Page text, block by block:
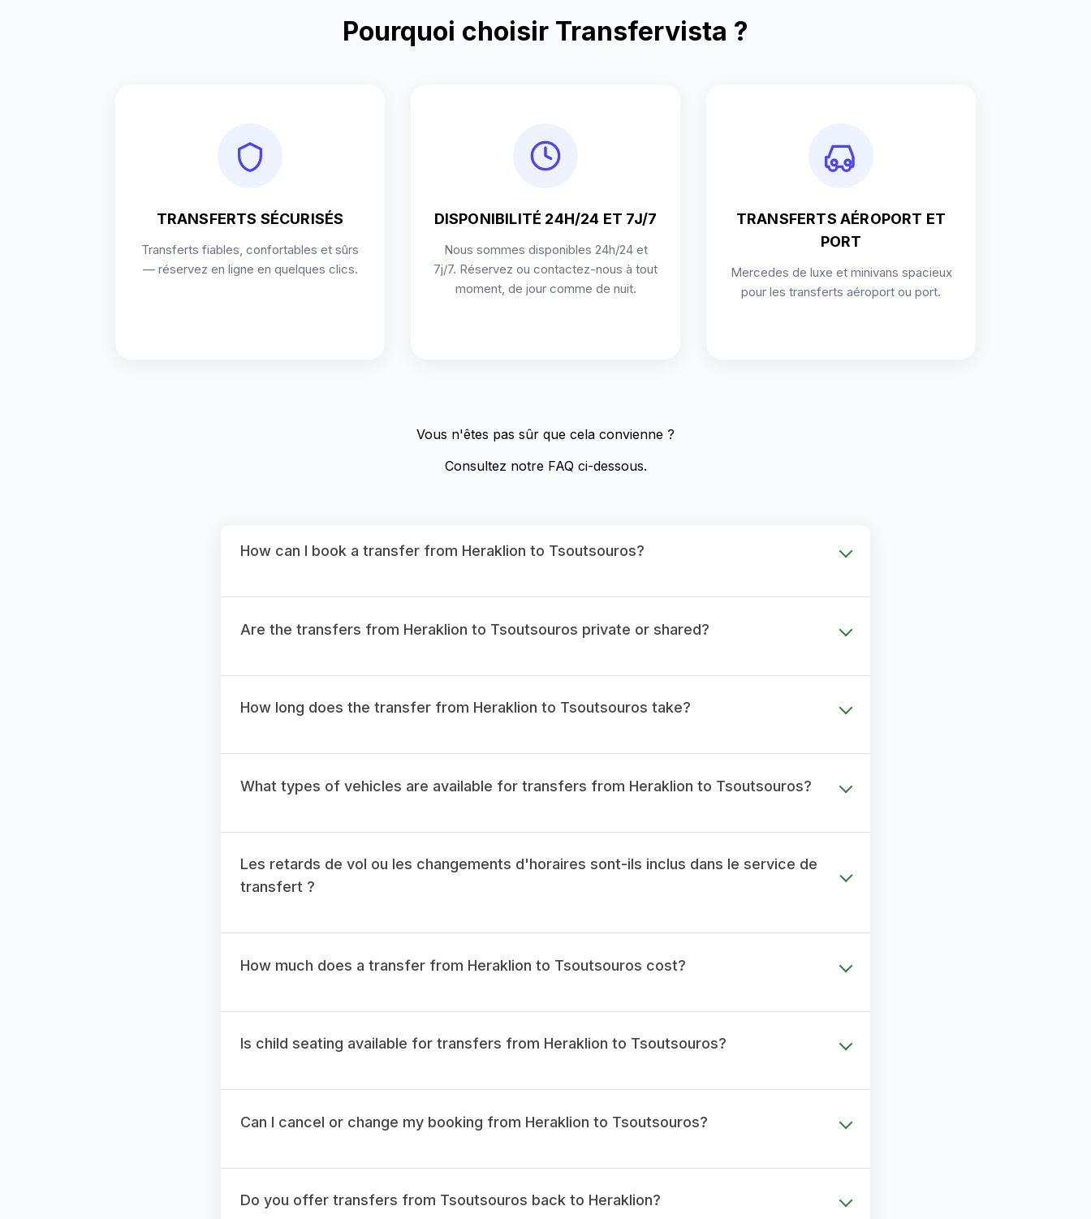
Pourquoi choisir Transfervista ?
TRANSFERTS SÉCURISÉS
Transferts fiables, confortables et sûrs
— réservez en ligne en quelques clics.
DISPONIBILITÉ 24H/24 ET 7J/7
Nous sommes disponibles 24h/24 et
7j/7. Réservez ou contactez-nous à tout
moment, de jour comme de nuit.
TRANSFERTS AÉROPORT ET
PORT
Mercedes de luxe et minivans spacieux
pour les transferts aéroport ou port.
Vous n'êtes pas sûr que cela convienne ?
Consultez notre FAQ ci-dessous.
How can I book a transfer from Heraklion to Tsoutsouros?
Are the transfers from Heraklion to Tsoutsouros private or shared?
How long does the transfer from Heraklion to Tsoutsouros take?
What types of vehicles are available for transfers from Heraklion to Tsoutsouros?
Les retards de vol ou les changements d'horaires sont-ils inclus dans le service de
transfert ?
How much does a transfer from Heraklion to Tsoutsouros cost?
Is child seating available for transfers from Heraklion to Tsoutsouros?
Can I cancel or change my booking from Heraklion to Tsoutsouros?
Do you offer transfers from Tsoutsouros back to Heraklion?